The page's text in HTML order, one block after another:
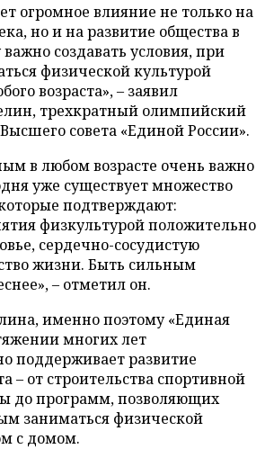
огромное влияние не только на
но и на развитие общества в
создавать условия, при
физической культурой
возраста», – заявил
трехкратный олимпийский
совета «Единой России».
в любом возрасте очень важно
уже существует множество
подтверждают:
физкультурой положительно
сердечно-сосудистую
жизни. Быть сильным
– отметил он.
именно поэтому «Единая
многих лет
поддерживает развитие
– от строительства спортивной
до программ, позволяющих
заниматься физической
с домом.